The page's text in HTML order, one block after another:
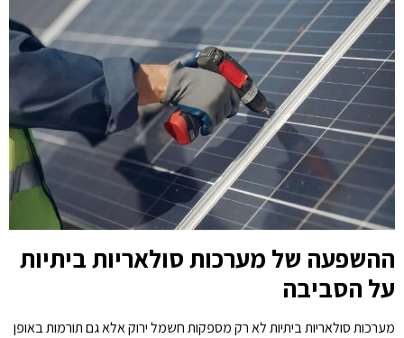
ההשפעה של מערכות סולאריות ביתיות
על הסביבה
מערכות סולאריות ביתיות לא רק מספקות חשמל ירוק אלא גם תורמות באופן